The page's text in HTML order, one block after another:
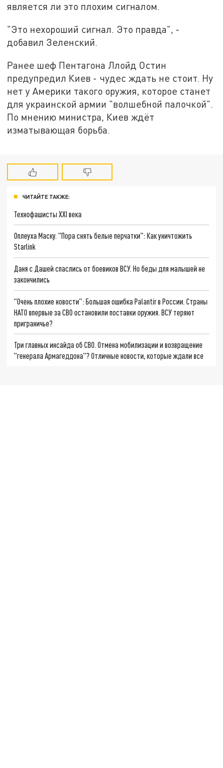
является ли это плохим сигналом.
"Это нехороший сигнал. Это правда", -
добавил Зеленский.
Ранее шеф Пентагона Ллойд Остин
предупредил Киев - чудес ждать не стоит. Ну
нет у Америки такого оружия, которое станет
для украинской армии "волшебной палочкой".
По мнению министра, Киев ждёт
изматывающая борьба.
ЧИТАЙТЕ ТАКЖЕ:
Технофашисты XXI века
Оплеуха Маску. "Пора снять белые перчатки": Как уничтожить
Starlink
Даня с Дашей спаслись от боевиков ВСУ. Но беды для малышей не
закончились
"Очень плохие новости": Большая ошибка Palantir в России. Страны
НАТО впервые за СВО остановили поставки оружия. ВСУ теряют
приграничье?
Три главных инсайда об СВО. Отмена мобилизации и возвращение
"генерала Армагеддона"? Отличные новости, которые ждали все